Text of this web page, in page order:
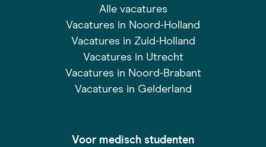
Alle vacatures
Vacatures in Noord-Holland
Vacatures in Zuid-Holland
Vacatures in Utrecht
Vacatures in Noord-Brabant
Vacatures in Gelderland
Voor medisch studenten